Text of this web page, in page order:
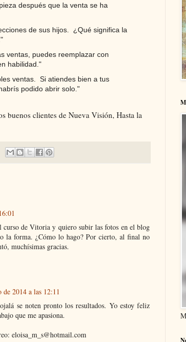
después que la venta se ha
de sus hijos. ¿Qué significa la
ventas, puedes reemplazar con
habilidad."
ventas. Si atiendes bien a tus
podido abrir solo."
buenos clientes de Nueva Visión, Hasta la
curso de Vitoria y quiero subir las fotos en el blog
la forma. ¿Cómo lo hago? Por cierto, al final no
muchísimas gracias.
de 2014 a las 12:11
se noten pronto los resultados. Yo estoy feliz
que me apasiona.
eloisa_m_s@hotmail.com